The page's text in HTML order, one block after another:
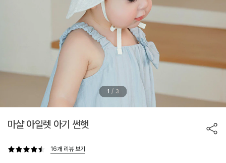
1 / 3
마샬 아일렛 아기 썬햇
16개 리뷰 보기